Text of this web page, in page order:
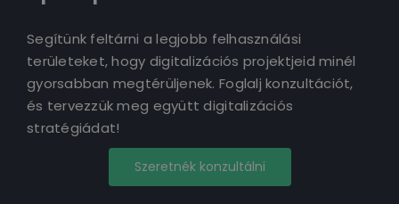
Segítünk feltárni a legjobb felhasználási
területeket, hogy digitalizációs projektjeid minél
gyorsabban megtérüljenek. Foglalj konzultációt,
és tervezzük meg együtt digitalizációs
stratégiádat!
Szeretnék konzultálni